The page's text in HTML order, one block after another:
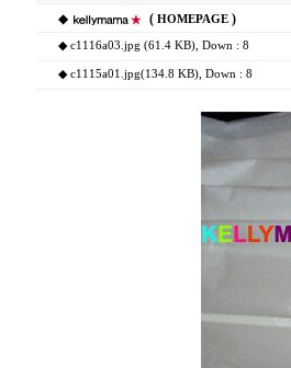
◆ ( HOMEPAGE )
◆ c1116a03.jpg (61.4 KB) , Down : 8
◆ c1115a01.jpg(134.8 KB) , Down : 8